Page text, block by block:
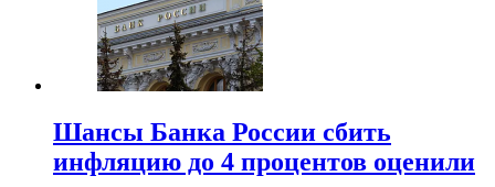
Шансы Банка России сбить
инфляцию до 4 процентов оценили